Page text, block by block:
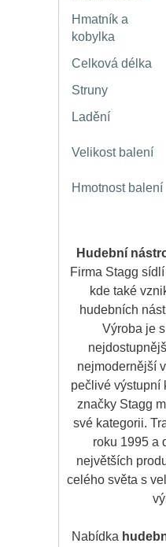
Hmatník a
kobylka
Celková délka
Struny
Ladění
Velikost balení
Hmotnost balení
Hudební
Firma Stagg
kde také
hudebních
Výroba je
nejmodernější
pečlivé výstupní
značky Stagg
své kategorii.
roku 1995 a
největších
celého světa s
Nabídka